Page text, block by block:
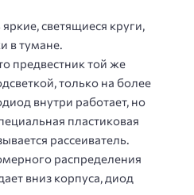
светящиеся круги,
в тумане.
предвестник той же
только на более
внутри работает, но
пластиковая
рассеиватель.
распределения
вниз корпуса, диод